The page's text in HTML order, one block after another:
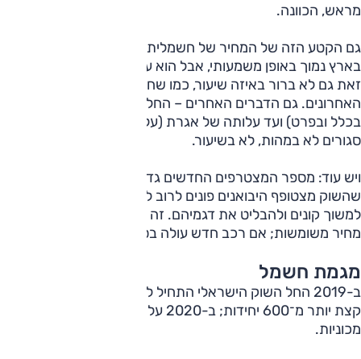
מראש, הכוונה.
גם הקטע הזה של המחיר של חשמלית חדשה לא סגור. המיסוי
בארץ נמוך באופן משמעותי, אבל הוא עולה משנה לשנה, ועם
זאת גם לא ברור באיזה שיעור, כמו שחוו כולם בשבועות
האחרונים. גם הדברים האחרים – החל ממס נסועה (עוד לא,
בכלל ובפרט) ועד עלותה של אגרת (עלתה, ולא בקצת) – אינם
סגורים לא במהות, לא בשיעור.
ויש עוד: מספר המצטרפים החדשים גדול וגדל כל הזמן. ככל
שהשוק מצטופף היבואנים פונים לרוב לעבר תגי-מחיר שנועדו
למשוך קונים ולהבליט את דגמיהם. זה מתכון שמשפיע גם על
מחיר משומשות; אם רכב חדש עולה בסביבה שלהן, אז?
מגמת חשמל
ב-2019 החל השוק הישראלי התחיל לדבר "חשמל", אז נמסרו
מכוניות.